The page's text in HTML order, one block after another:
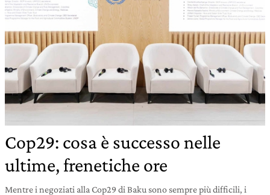
Cop29: cosa è successo nelle
ultime, frenetiche ore
Mentre i negoziati alla Cop29 di Baku sono sempre più difficili, i